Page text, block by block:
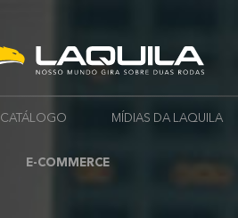
CATÁLOGO MÍDIAS DA LAQUILA
E-COMMERCE